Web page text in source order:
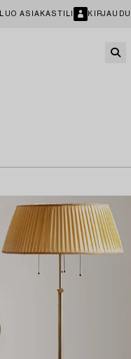
LUO ASIAKASTILI KIRJAUDU